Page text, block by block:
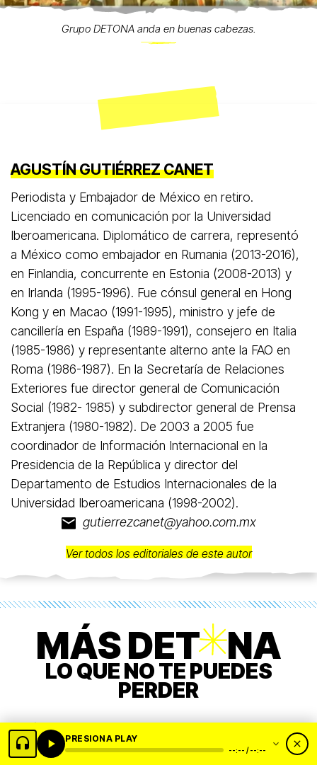
Grupo DETONA anda en buenas cabezas.
AGUSTÍN GUTIÉRREZ CANET
Periodista y Embajador de México en retiro.
Licenciado en comunicación por la Universidad
Iberoamericana. Diplomático de carrera, representó
a México como embajador en Rumania (2013-2016),
en Finlandia, concurrente en Estonia (2008-2013) y
en Irlanda (1995-1996). Fue cónsul general en Hong
Kong y en Macao (1991-1995), ministro y jefe de
cancillería en España (1989-1991), consejero en Italia
(1985-1986) y representante alterno ante la FAO en
Roma (1986-1987). En la Secretaría de Relaciones
Exteriores fue director general de Comunicación
Social (1982- 1985) y subdirector general de Prensa
Extranjera (1980-1982). De 2003 a 2005 fue
coordinador de Información Internacional en la
Presidencia de la República y director del
Departamento de Estudios Internacionales de la
Universidad Iberoamericana (1998-2002).
gutierrezcanet@yahoo.com.mx
Ver todos los editoriales de este autor
MÁS DETONA
LO QUE NO TE PUEDES
PERDER
PRESIONA PLAY
--:-- / --:--